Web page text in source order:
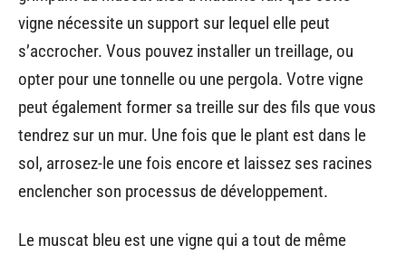
vigne nécessite un support sur lequel elle peut
s’accrocher. Vous pouvez installer un treillage, ou
opter pour une tonnelle ou une pergola. Votre vigne
peut également former sa treille sur des fils que vous
tendrez sur un mur. Une fois que le plant est dans le
sol, arrosez-le une fois encore et laissez ses racines
enclencher son processus de développement.
Le muscat bleu est une vigne qui a tout de même